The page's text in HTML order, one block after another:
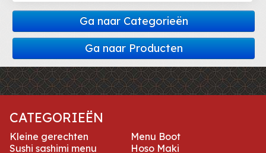
Ga naar Categorieën
Ga naar Producten
CATEGORIEËN
Kleine gerechten
Menu Boot
Sushi sashimi menu
Hoso Maki